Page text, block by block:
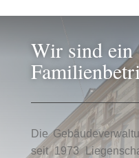
Wir sind ein
Die
seit 1973